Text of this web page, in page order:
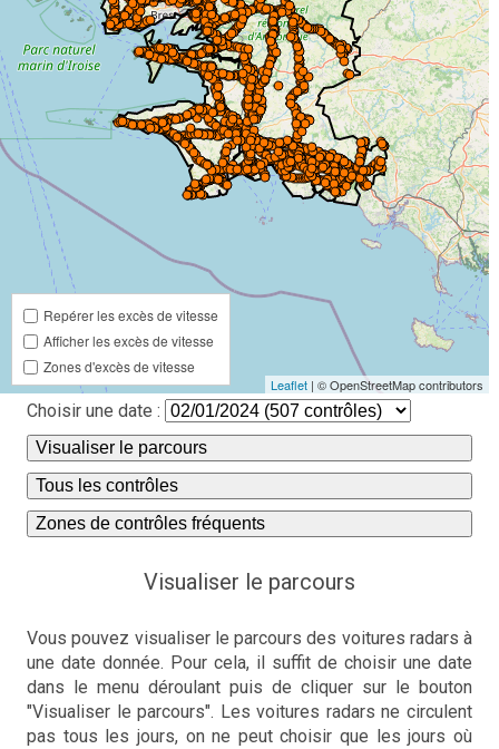
Repérer les excès de vitesse
Afficher les excès de vitesse
Zones d'excès de vitesse
Leaflet | © OpenStreetMap contributors
Choisir une date :
Visualiser le parcours
Tous les contrôles
Zones de contrôles fréquents
Visualiser le parcours
Vous pouvez visualiser le parcours des voitures radars à
une date donnée. Pour cela, il suffit de choisir une date
dans le menu déroulant puis de cliquer sur le bouton
"Visualiser le parcours". Les voitures radars ne circulent
pas tous les jours, on ne peut choisir que les jours où